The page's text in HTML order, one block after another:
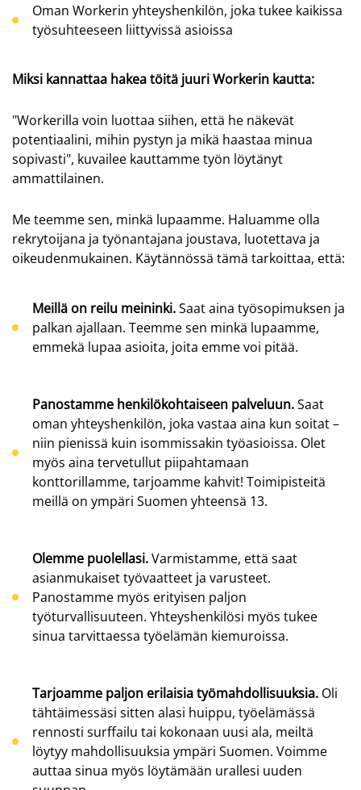
Oman Workerin yhteyshenkilön, joka tukee kaikissa
työsuhteeseen liittyvissä asioissa
Miksi kannattaa hakea töitä juuri Workerin kautta:
"Workerilla voin luottaa siihen, että he näkevät
potentiaalini, mihin pystyn ja mikä haastaa minua
sopivasti", kuvailee kauttamme työn löytänyt
ammattilainen.
Me teemme sen, minkä lupaamme. Haluamme olla
rekrytoijana ja työnantajana joustava, luotettava ja
oikeudenmukainen. Käytännössä tämä tarkoittaa, että:
Meillä on reilu meininki.Saat aina työsopimuksen ja
palkan ajallaan. Teemme sen minkä lupaamme,
emmekä lupaa asioita, joita emme voi pitää.
Panostamme henkilökohtaiseen palveluun.Saat
oman yhteyshenkilön, joka vastaa aina kun soitat –
niin pienissä kuin isommissakin työasioissa. Olet
myös aina tervetullut piipahtamaan
konttorillamme, tarjoamme kahvit! Toimipisteitä
meillä on ympäri Suomen yhteensä 13.
Olemme puolellasi.Varmistamme, että saat
asianmukaiset työvaatteet ja varusteet.
Panostamme myös erityisen paljon
työturvallisuuteen. Yhteyshenkilösi myös tukee
sinua tarvittaessa työelämän kiemuroissa.
Tarjoamme paljon erilaisia työmahdollisuuksia. Oli
tähtäimessäsi sitten alasi huippu, työelämässä
rennosti surffailu tai kokonaan uusi ala, meiltä
löytyy mahdollisuuksia ympäri Suomen. Voimme
auttaa sinua myös löytämään urallesi uuden